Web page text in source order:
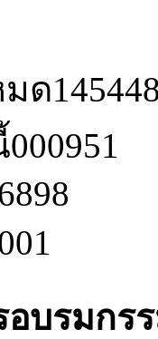
มด
000951
อบรมกร